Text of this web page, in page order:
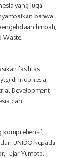
yang juga
bahwa
limbah,
Waste
fasilitas
di Indonesia,
Development
dan
komprehensif,
UNIDO kepada
ujar Yumoto.